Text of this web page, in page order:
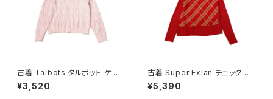
古着 Talbots タルボット ケー
ブル編み 無地 コットン100％
長袖 ニット セーター ピンク (ttu
¥3,520
古着 Super Exlan チェック柄
長袖 ニット セーター 赤 (ttu26
03025)
¥5,390